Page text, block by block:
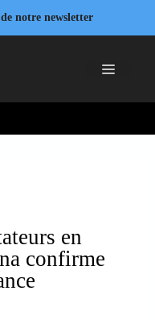
notre newsletter
Menu
en
confirme